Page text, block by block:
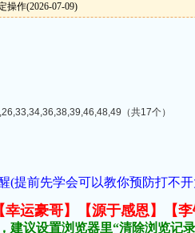
操作(2026-07-09)
（共17个）
(提前先学会可以教你预防打不
运豪哥】【源于感恩】【
建议设置浏览器里“清除浏览记